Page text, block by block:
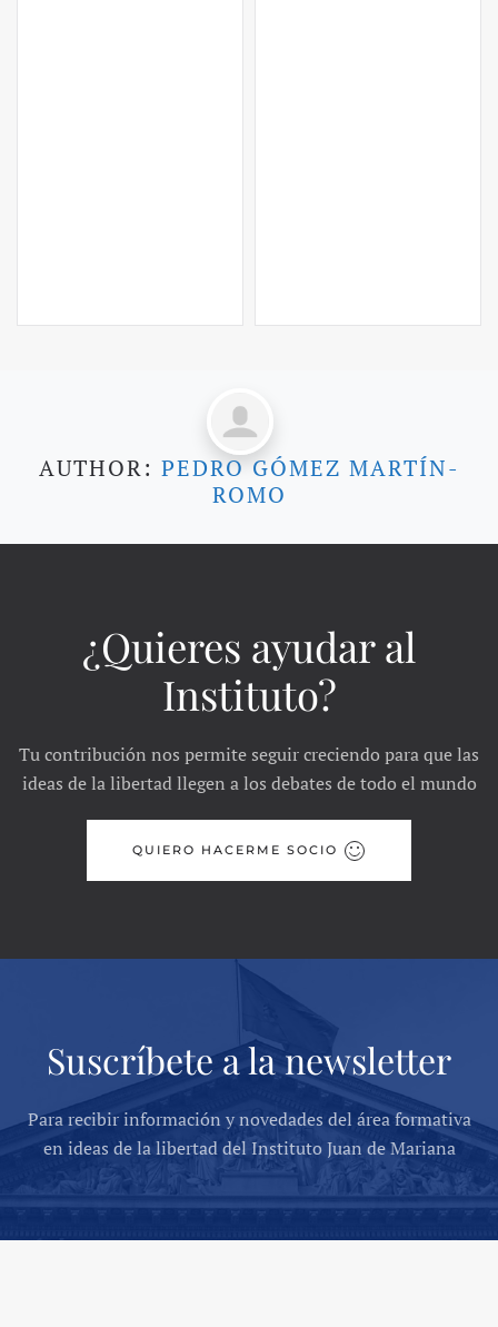
AUTHOR: PEDRO GÓMEZ MARTÍN-
ROMO
¿Quieres ayudar al
Instituto?
Tu contribución nos permite seguir creciendo para que las
ideas de la libertad llegen a los debates de todo el mundo
QUIERO HACERME SOCIO
Suscríbete a la newsletter
Para recibir información y novedades del área formativa
en ideas de la libertad del Instituto Juan de Mariana